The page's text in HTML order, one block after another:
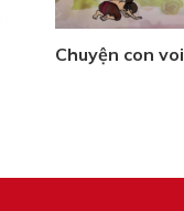
Chuyện con voi